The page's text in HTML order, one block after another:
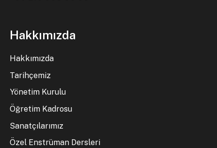
Hakkımızda
Hakkımızda
Tarihçemiz
Yönetim Kurulu
Öğretim Kadrosu
Sanatçılarımız
Özel Enstrüman Dersleri